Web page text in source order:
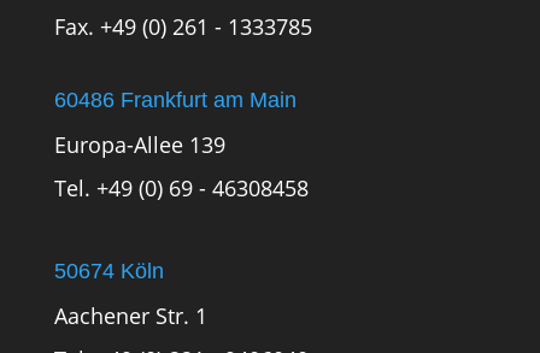
Fax. +49 (0) 261 - 1333785
60486 Frankfurt am Main
Europa-Allee 139
Tel. +49 (0) 69 - 46308458
50674 Köln
Aachener Str. 1